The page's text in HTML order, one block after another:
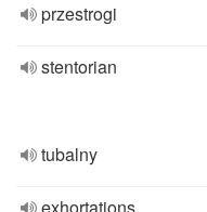
przestrogi
stentorian
tubalny